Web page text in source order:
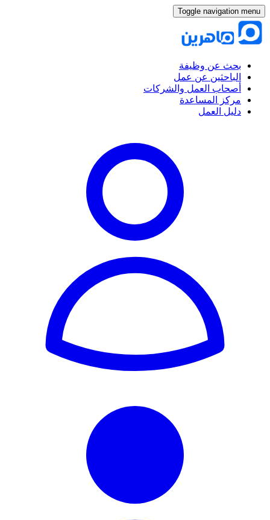
Toggle navigation menu
بحث عن وظيفة
الباحثين عن عمل
أصحاب العمل والشركات
مركز المساعدة
دليل العمل